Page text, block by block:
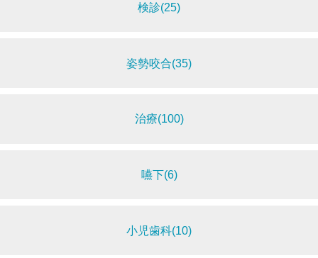
検診(25)
姿勢咬合(35)
治療(100)
嚥下(6)
小児歯科(10)